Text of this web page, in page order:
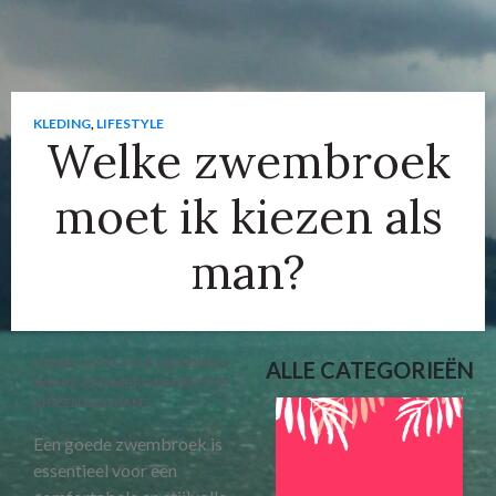
KLEDING LIFESTYLE
Welke zwembroek
moet ik kiezen als
man?
HOME » LIFESTYLE » KLEDING »
WELKE ZWEMBROEK MOET IK
KIEZEN ALS MAN?
Een goede zwembroek is
essentieel voor een
ALLE CATEGORIEËN